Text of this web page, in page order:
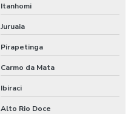
Itanhomi
Juruaia
Pirapetinga
Carmo da Mata
Ibiraci
Alto Rio Doce